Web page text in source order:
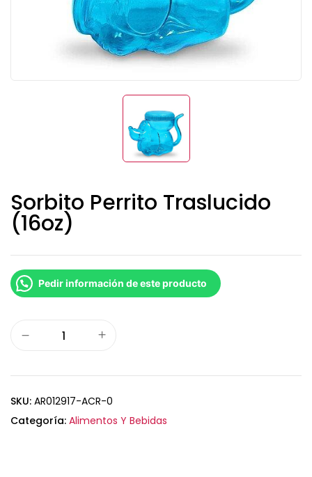
Sorbito Perrito Traslucido
(16oz)
Pedir información de este producto
SKU: AR012917-ACR-0
Categoría: Alimentos Y Bebidas